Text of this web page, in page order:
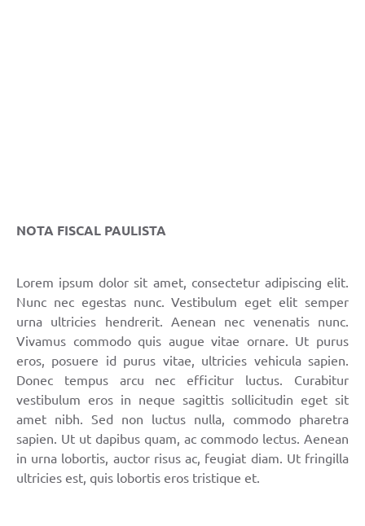
NOTA FISCAL PAULISTA
Lorem ipsum dolor sit amet, consectetur adipiscing elit.
Nunc nec egestas nunc. Vestibulum eget elit semper
urna ultricies hendrerit. Aenean nec venenatis nunc.
Vivamus commodo quis augue vitae ornare. Ut purus
eros, posuere id purus vitae, ultricies vehicula sapien.
Donec tempus arcu nec efficitur luctus. Curabitur
vestibulum eros in neque sagittis sollicitudin eget sit
amet nibh. Sed non luctus nulla, commodo pharetra
sapien. Ut ut dapibus quam, ac commodo lectus. Aenean
in urna lobortis, auctor risus ac, feugiat diam. Ut fringilla
ultricies est, quis lobortis eros tristique et.